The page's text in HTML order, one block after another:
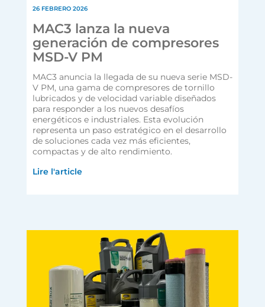
26 FEBRERO 2026
MAC3 lanza la nueva
generación de compresores
MSD-V PM
MAC3 anuncia la llegada de su nueva serie MSD-
V PM, una gama de compresores de tornillo
lubricados y de velocidad variable diseñados
para responder a los nuevos desafíos
energéticos e industriales. Esta evolución
representa un paso estratégico en el desarrollo
de soluciones cada vez más eficientes,
compactas y de alto rendimiento.
Lire l'article